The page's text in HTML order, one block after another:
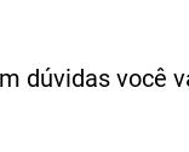
dúvidas